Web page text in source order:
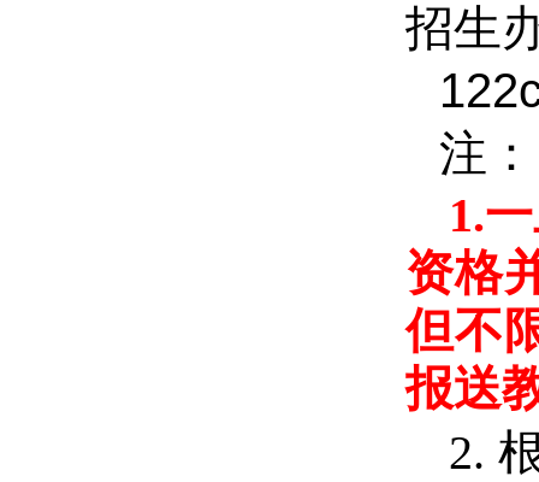
招生
注：
1.
资格
但不
报送
2.